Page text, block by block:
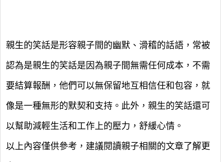
親生的笑話是形容親子間的幽默、滑稽的話語，常被
認為是親生的笑話是因為親子間無需任何成本，不需
要結算報酬，他們可以無保留地互相信任和包容，就
像是一種無形的默契和支持。此外，親生的笑話還可
以幫助減輕生活和工作上的壓力，舒緩心情。
以上內容僅供參考，建議閱讀親子相關的文章了解更